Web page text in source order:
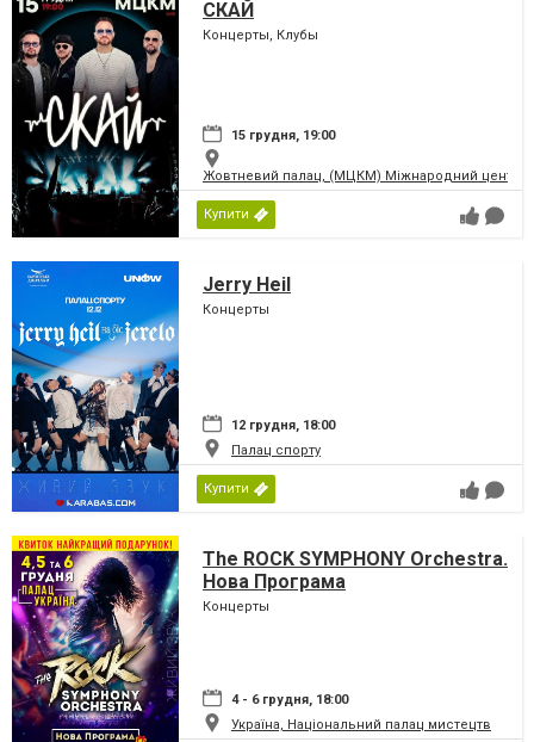
СКАЙ
Концерты, Клубы
15 грудня, 19:00
Жовтневий палац, (МЦКМ) Міжнародний центр
Купити
Jerry Heil
Концерты
12 грудня, 18:00
Палац спорту
Купити
The ROCK SYMPHONY Orchestra.
Нова Програма
Концерты
4 - 6 грудня, 18:00
Україна, Національний палац мистецтв